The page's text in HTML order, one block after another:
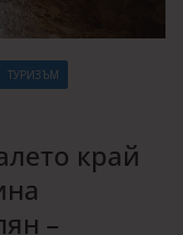
ТУРИЗЪМ
край
–